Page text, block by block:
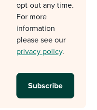
opt-out any time.
For more
information
please see our
privacy policy.